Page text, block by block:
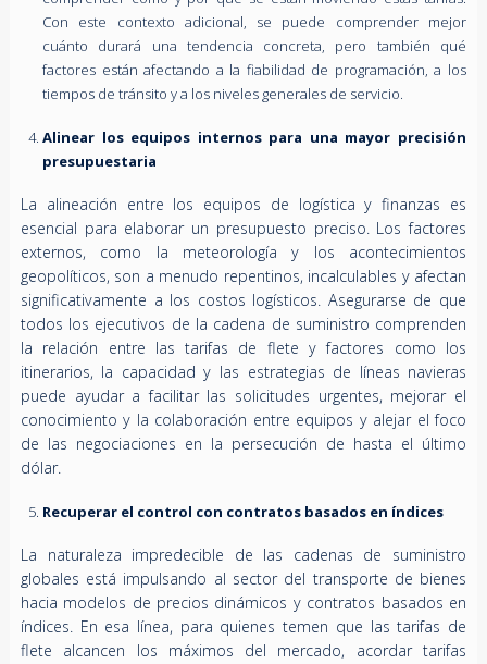
Con este contexto adicional, se puede comprender mejor
cuánto durará una tendencia concreta, pero también qué
factores están afectando a la fiabilidad de programación, a los
tiempos de tránsito y a los niveles generales de servicio.
Alinear los equipos internos para una mayor precisión
presupuestaria
La alineación entre los equipos de logística y finanzas es
esencial para elaborar un presupuesto preciso. Los factores
externos, como la meteorología y los acontecimientos
geopolíticos, son a menudo repentinos, incalculables y afectan
significativamente a los costos logísticos. Asegurarse de que
todos los ejecutivos de la cadena de suministro comprenden
la relación entre las tarifas de flete y factores como los
itinerarios, la capacidad y las estrategias de líneas navieras
puede ayudar a facilitar las solicitudes urgentes, mejorar el
conocimiento y la colaboración entre equipos y alejar el foco
de las negociaciones en la persecución de hasta el último
dólar.
Recuperar el control con contratos basados en índices
La naturaleza impredecible de las cadenas de suministro
globales está impulsando al sector del transporte de bienes
hacia modelos de precios dinámicos y contratos basados en
índices. En esa línea, para quienes temen que las tarifas de
flete alcancen los máximos del mercado, acordar tarifas